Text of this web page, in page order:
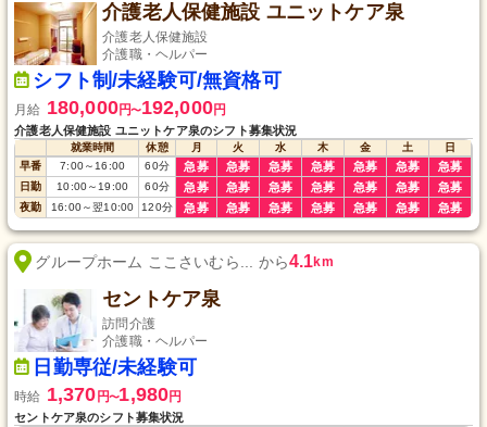
介護老人保健施設 ユニットケア泉
介護老人保健施設
介護職・ヘルパー
シフト制/未経験可/無資格可
月給 180,000円〜192,000円
介護老人保健施設 ユニットケア泉のシフト募集状況
就業時間 休憩 月 火 水 木 金 土
日
早番
7:00～ 16:00 60分 急募 急募 急募 急募 急募 急募 急募
日勤 10:00～ 19:00 60分 急募 急募 急募 急募 急募 急募 急募
夜勤 16:00～翌10:00 120分 急募 急募 急募 急募 急募 急募 急募
グループホーム ここさいむら... から4.1km
セントケア泉
訪問介護
介護職・ヘルパー
日勤専従/未経験可
時給 1,370 円〜1,980円
セントケア泉のシフト募集状況